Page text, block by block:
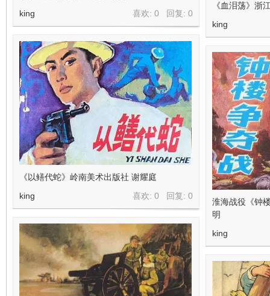
喜欢: 0 回复: 0
king
《血泪荡》浙
king
《以鳝代蛇》岭南美术出版社 谢耀庭
喜欢: 0 回复: 0
king
淮海战役《钟
明
king